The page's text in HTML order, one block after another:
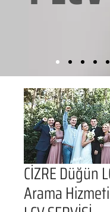
CİZRE Düğün
Arama